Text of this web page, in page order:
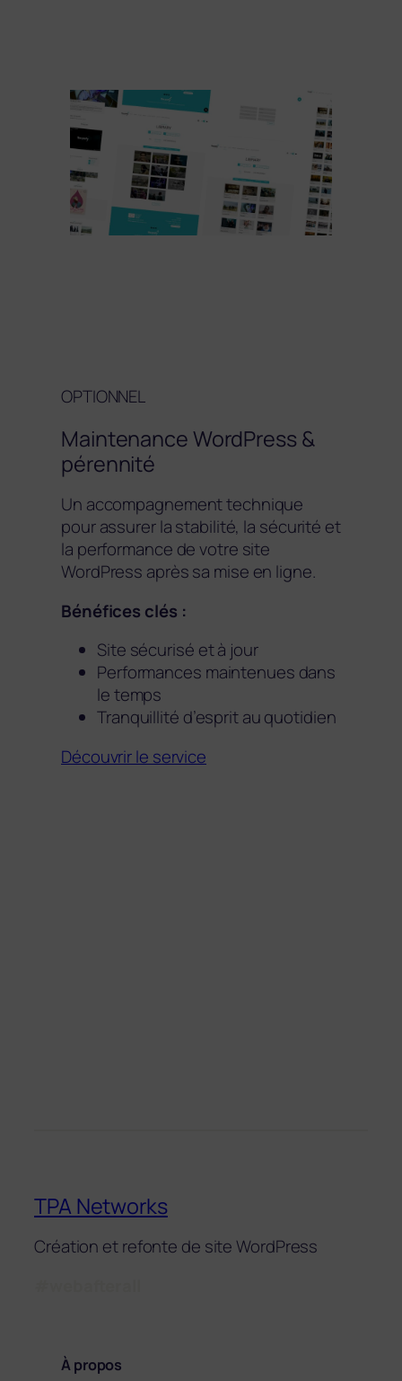
OPTIONNEL
Maintenance WordPress &
pérennité
Un accompagnement technique
pour assurer la stabilité, la sécurité et
la performance de votre site
WordPress après sa mise en ligne.
Bénéfices clés :
Site sécurisé et à jour
Performances maintenues dans
le temps
Tranquillité d’esprit au quotidien
Découvrir le service
TPA Networks
Création et refonte de site WordPress
À propos